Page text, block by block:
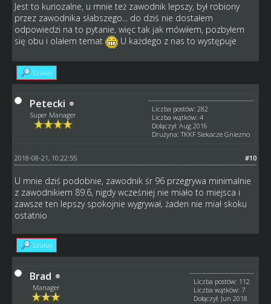
Jest to kuriozalne, u mnie też zawodnik lepszy, był robiony
przez zawodnika słabszego... do dziś nie dostałem
odpowiedzi na to pytanie, więc tak jak mówiłem, pozbyłem
się obu i olałem temat
U każdego z nas to występuje
Szukaj
Petecki
Super Manager
Liczba postów: 282
Liczba wątków: 4
Dołączył: Aug 2016
Drużyna: TKKF Siekacze Gniezno
#10
2018-08-21, 10:22:55
U mnie dziś podobnie, zawodnik śr 96 przegrywa minimalnie
z zawodnikiem 89.6, nigdy wcześniej nie miało to miejsca i
zawsze ten lepszy spokojnie wygrywał, żaden nie miał skoku
ostatnio
Szukaj
Brad
Manager
Liczba postów: 112
Liczba wątków: 7
Dołączył: Jun 2018